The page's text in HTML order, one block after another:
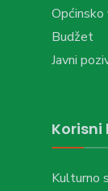
Općinsko
Budžet
Javni
Korisni
Kulturno